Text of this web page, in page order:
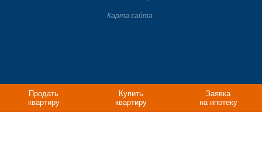
Продать
квартиру
Купить
квартиру
Заявка
на ипотеку
Карта сайта